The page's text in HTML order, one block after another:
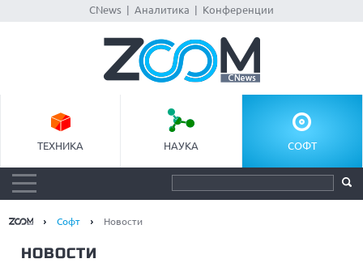
CNews Аналитика Конференции
ТЕХНИКА НАУКА СОФТ
Софт Новости
НОВОСТИ